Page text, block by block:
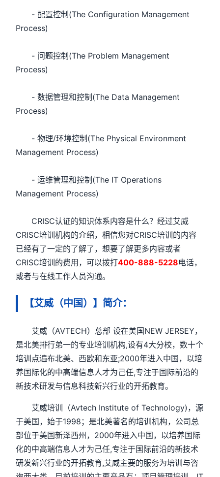
- 配置控制(The Configuration Management
Process)
- 问题控制(The Problem Management
Process)
- 数据管理和控制(The Data Management
Process)
- 物理/环境控制(The Physical Environment
Management Process)
- 运维管理和控制(The IT Operations
Management Process)
CRISC认证的知识体系内容是什么？经过艾威
CRISC培训机构的介绍，相信您对CRISC培训的内容
已经有了一定的了解了，想要了解更多内容或者
CRISC培训的费用，可以拨打400-888-5228电话，
或者与在线工作人员沟通。
【艾威（中国）】简介：
艾威（AVTECH）总部 设在美国NEW JERSEY，
是北美排行弟一的专业培训机构,设有4大分校，数十个
培训点遍布北美、西欧和东亚;2000年进入中国，以培
养国际化的中高端信息人才为己任,专注于国际前沿的
新技术研发与信息科技新兴行业的开拓教育。
艾威培训（Avtech Institute of Technology)，源
于美国，始于1998；是北美著名的培训机构，公司总
部位于美国新泽西州，2000年进入中国，以培养国际
化的中高端信息人才为己任,专注于国际前沿的新技术
研发新兴行业的开拓教育,艾威主要的服务为培训与咨